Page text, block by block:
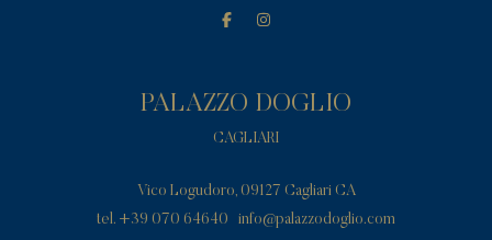
PALAZZO DOGLIO
CAGLIARI
Vico Logudoro, 09127 Cagliari CA
tel. +39 070 64640
info@palazzodoglio.com